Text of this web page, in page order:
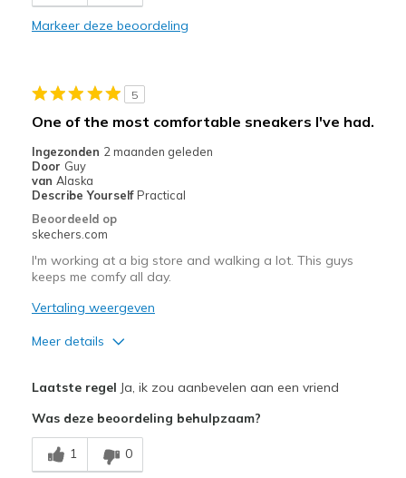
Minpunten
Need Break In
Casual Wear
Width
Sizing
Feels true to size
View On Shoes
Markeer deze beoordeling
5
One of the most comfortable sneakers I've had.
Ingezonden 2 maanden geleden
Door Guy
van Alaska
Describe Yourself Practical
Beoordeeld op
skechers.com
I'm working at a big store and walking a lot. This guys
keeps me comfy all day.
Vertaling weergeven
Meer details
Comfortable
Durable
Laatste regel Ja, ik zou aanbevelen aan een vriend
Was deze beoordeling behulpzaam?
1 0